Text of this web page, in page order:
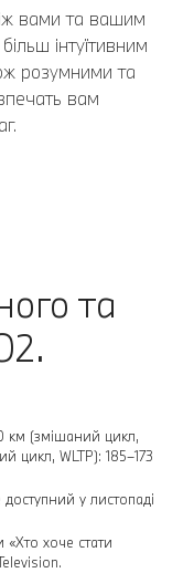
вами та вашим
інтуїтивним
розумними та
вам
та
км (змішаний цикл,
цикл, WLTP): 185–173
у листопаді
хоче стати